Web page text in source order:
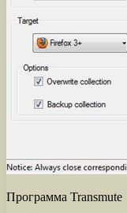
Программа Transmute